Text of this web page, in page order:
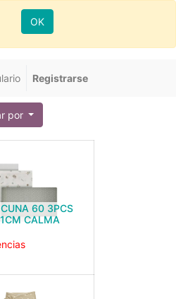
OK
Registrarse
por
60 3PCS
CALMA